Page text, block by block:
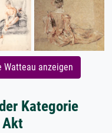
Watteau anzeigen
Kategorie
Akt